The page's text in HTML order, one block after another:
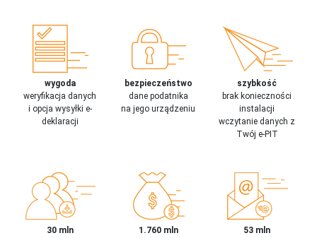
wygoda
weryfikacja danych
i opcja wysyłki e-
deklaracji
bezpieczeństwo
dane podatnika
na jego urządzeniu
szybkość
brak konieczności
instalacji
wczytanie danych z
Twój e-PIT
30 mln
1.760 mln
53 mln